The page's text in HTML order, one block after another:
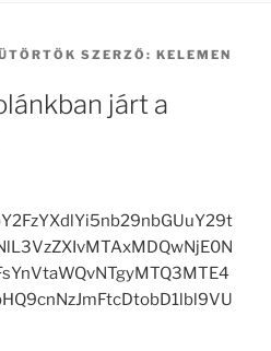
SZERZŐ: KELEMEN
járt a